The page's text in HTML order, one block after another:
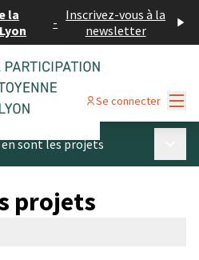
la
- Inscrivez-vous à la
newsletter
Se connecter
en sont les projets
projets